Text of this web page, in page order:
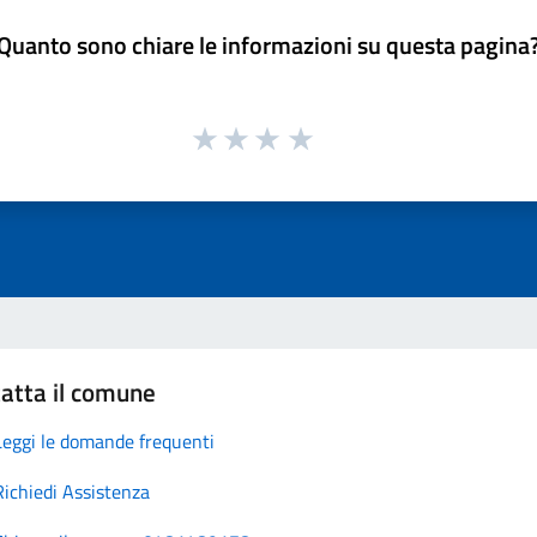
sono chiare le informazioni su questa
il comune
le domande frequenti
Assistenza